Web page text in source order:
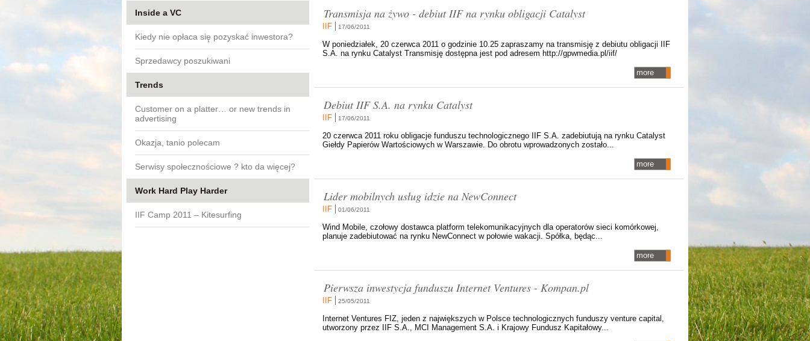
Inside a VC
Kiedy nie opłaca się pozyskać inwestora?
Sprzedawcy poszukiwani
Trends
Customer on a platter… or new trends in
advertising
Okazja, tanio polecam
Serwisy społecznościowe ? kto da więcej?
Work Hard Play Harder
IIF Camp 2011 – Kitesurfing
Transmisja na żywo - debiut IIF na rynku obligacji Catalyst
IIF 17/06/2011
W poniedziałek, 20 czerwca 2011 o godzinie 10.25 zapraszamy na transmisję z debiutu obligacji IIF
S.A. na rynku Catalyst Transmisję dostępna jest pod adresem http://gpwmedia.pl/iif/
more
Debiut IIF S.A. na rynku Catalyst
IIF 17/06/2011
20 czerwca 2011 roku obligacje funduszu technologicznego IIF S.A. zadebiutują na rynku Catalyst
Giełdy Papierów Wartościowych w Warszawie. Do obrotu wprowadzonych zostało...
more
Lider mobilnych usług idzie na NewConnect
IIF 01/06/2011
Wind Mobile, czołowy dostawca platform telekomunikacyjnych dla operatorów sieci komórkowej,
planuje zadebiutować na rynku NewConnect w połowie wakacji. Spółka, będąc...
more
Pierwsza inwestycja funduszu Internet Ventures - Kompan.pl
IIF 25/05/2011
Internet Ventures FIZ, jeden z największych w Polsce technologicznych funduszy venture capital,
utworzony przez IIF S.A., MCI Management S.A. i Krajowy Fundusz Kapitałowy...